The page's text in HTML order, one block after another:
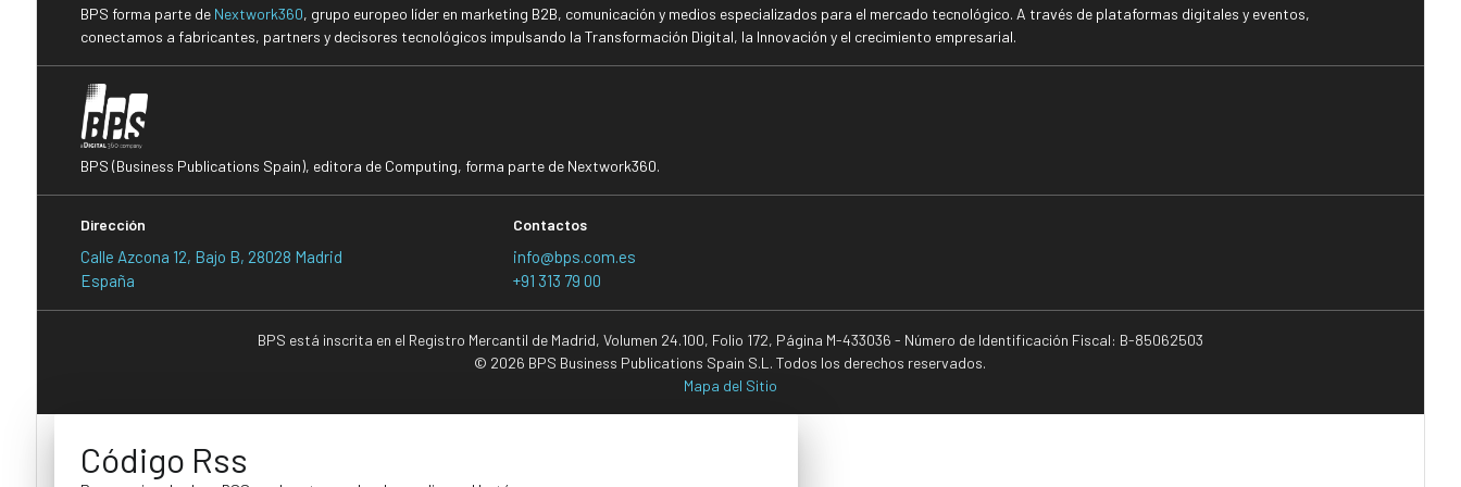
BPS forma parte de Nextwork360, grupo europeo líder en marketing B2B, comunicación y medios especializados para el mercado tecnológico. A través de plataformas digitales y eventos,
conectamos a fabricantes, partners y decisores tecnológicos impulsando la Transformación Digital, la Innovación y el crecimiento empresarial.
BPS (Business Publications Spain), editora de Computing, forma parte de Nextwork360.
Dirección
Calle Azcona 12, Bajo B, 28028 Madrid
España
Contactos
info@bps.com.es
+91 313 79 00
BPS está inscrita en el Registro Mercantil de Madrid, Volumen 24.100, Folio 172, Página M-433036 - Número de Identificación Fiscal: B-85062503
© 2026 BPS Business Publications Spain S.L. Todos los derechos reservados.
Mapa del Sitio
Código Rss